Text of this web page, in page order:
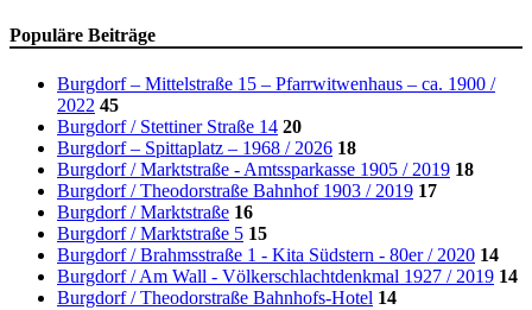
Populäre Beiträge
Burgdorf – Mittelstraße 15 – Pfarrwitwenhaus – ca. 1900 /
2022 45
Burgdorf / Stettiner Straße 14 20
Burgdorf – Spittaplatz – 1968 / 2026 18
Burgdorf / Marktstraße - Amtssparkasse 1905 / 2019 18
Burgdorf / Theodorstraße Bahnhof 1903 / 2019 17
Burgdorf / Marktstraße 16
Burgdorf / Marktstraße 5 15
Burgdorf / Brahmsstraße 1 - Kita Südstern - 80er / 2020 14
Burgdorf / Am Wall - Völkerschlachtdenkmal 1927 / 2019 14
Burgdorf / Theodorstraße Bahnhofs-Hotel 14